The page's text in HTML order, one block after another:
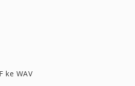
ke WAV